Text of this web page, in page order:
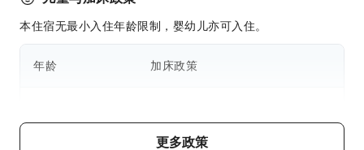
充电车位
本住宿无最小入住年龄限制，婴幼儿亦可入住。
年龄 加床政策
更多政策